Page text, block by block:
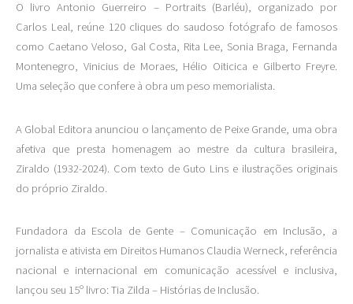
O livro Antonio Guerreiro – Portraits (Barléu), organizado por
Carlos Leal, reúne 120 cliques do saudoso fotógrafo de famosos
como Caetano Veloso, Gal Costa, Rita Lee, Sonia Braga, Fernanda
Montenegro, Vinicius de Moraes, Hélio Oiticica e Gilberto Freyre.
Uma seleção que confere à obra um peso memorialista.
A Global Editora anunciou o lançamento de Peixe Grande, uma obra
afetiva que presta homenagem ao mestre da cultura brasileira,
Ziraldo (1932-2024). Com texto de Guto Lins e ilustrações originais
do próprio Ziraldo.
Fundadora da Escola de Gente – Comunicação em Inclusão, a
jornalista e ativista em Direitos Humanos Claudia Werneck, referência
nacional e internacional em comunicação acessível e inclusiva,
lançou seu 15º livro: Tia Zilda – Histórias de Inclusão.